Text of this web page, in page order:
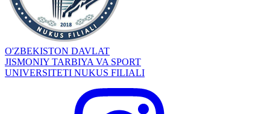
O'ZBEKISTON DAVLAT
JISMONIY TARBIYA VA SPORT
UNIVERSITETI NUKUS FILIALI